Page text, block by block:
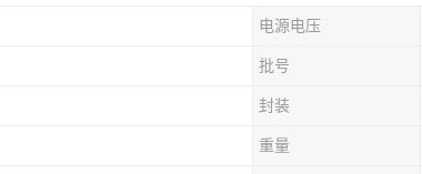
电源电压
批号
封装
重量